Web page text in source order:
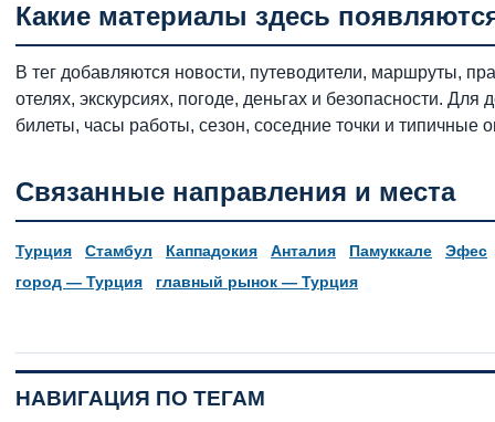
Какие материалы здесь
В тег добавляются новости, путеводители, маршруты,
отелях, экскурсиях, погоде, деньгах и безопасности.
билеты, часы работы, сезон, соседние точки и типичные
Связанные направления и места
Турция Стамбул Каппадокия Анталия Памуккале
Эфес
город — Турция
главный рынок — Турция
НАВИГАЦИЯ ПО ТЕГАМ